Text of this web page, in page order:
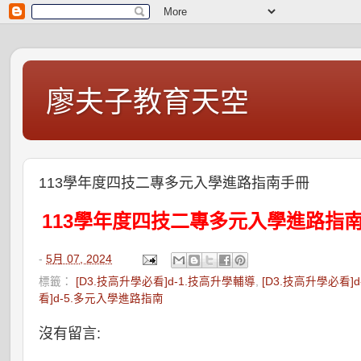
廖夫子教育天空
113學年度四技二專多元入學進路指南手冊
113學年度四技二專多元入學進路指
-5月 07, 2024
標籤： [D3.技高升學必看]d-1.技高升學輔導
[D3.技高升學必看
看]d-5.多元入學進路指南
沒有留言: